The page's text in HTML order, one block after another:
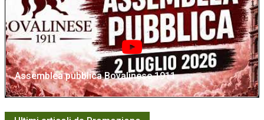
Assemblea pubblica Bovalinese 1911